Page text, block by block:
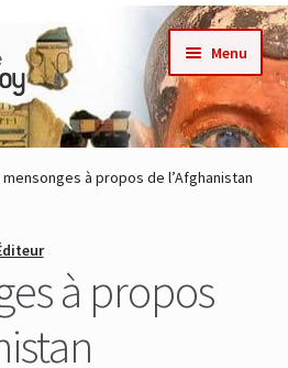
Menu
mensonges à propos de l’Afghanistan
à propos